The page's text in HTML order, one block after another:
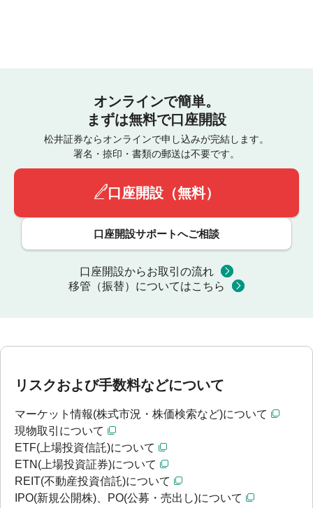
オンラインで簡単。
まずは無料で口座開設
松井証券ならオンラインで申し込みが完結します。
署名・捺印・書類の郵送は不要です。
口座開設（無料）
口座開設サポートへご相談
口座開設からお取引の流れ
移管（振替）についてはこちら
リスクおよび手数料などについて
マーケット情報(株式市況・株価検索など)について
現物取引について
ETF(上場投資信託)について
ETN(上場投資証券)について
REIT(不動産投資信託)について
IPO(新規公開株)、PO(公募・売出し)について